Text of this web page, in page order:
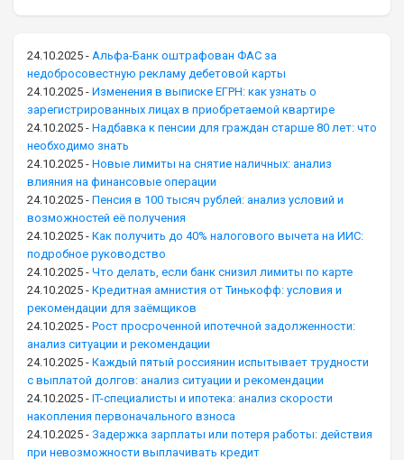
24.10.2025 - Альфа-Банк оштрафован ФАС за
недобросовестную рекламу дебетовой карты
24.10.2025 - Изменения в выписке ЕГРН: как узнать о
зарегистрированных лицах в приобретаемой квартире
24.10.2025 - Надбавка к пенсии для граждан старше 80 лет: что
необходимо знать
24.10.2025 - Новые лимиты на снятие наличных: анализ
влияния на финансовые операции
24.10.2025 - Пенсия в 100 тысяч рублей: анализ условий и
возможностей её получения
24.10.2025 - Как получить до 40% налогового вычета на ИИС:
подробное руководство
24.10.2025 - Что делать, если банк снизил лимиты по карте
24.10.2025 - Кредитная амнистия от Тинькофф: условия и
рекомендации для заёмщиков
24.10.2025 - Рост просроченной ипотечной задолженности:
анализ ситуации и рекомендации
24.10.2025 - Каждый пятый россиянин испытывает трудности
с выплатой долгов: анализ ситуации и рекомендации
24.10.2025 - IT-специалисты и ипотека: анализ скорости
накопления первоначального взноса
24.10.2025 - Задержка зарплаты или потеря работы: действия
при невозможности выплачивать кредит